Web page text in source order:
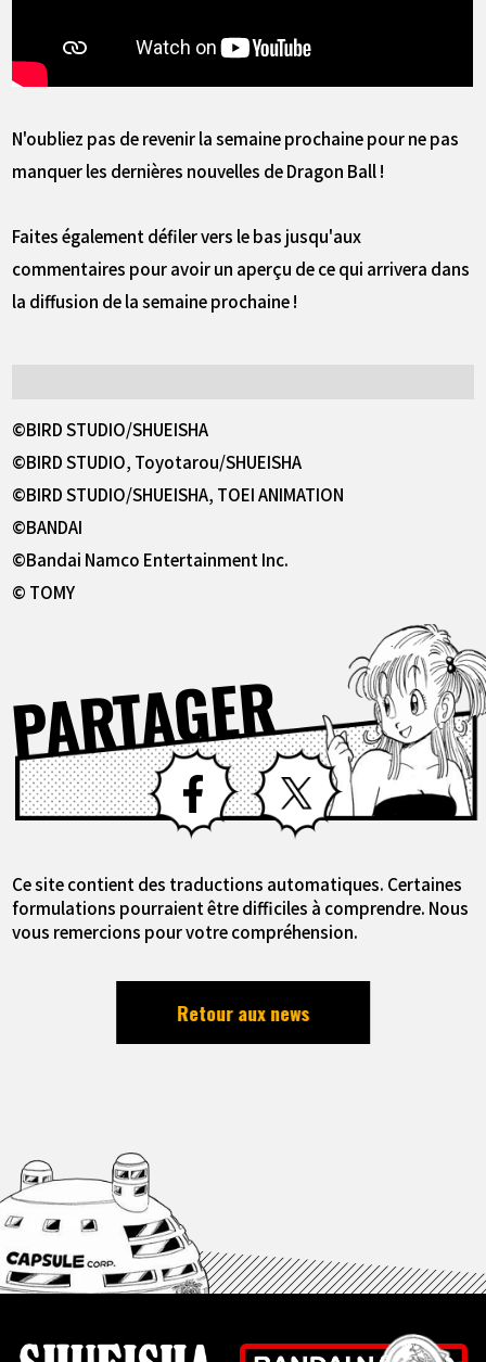
N'oubliez pas de revenir la semaine prochaine pour ne pas
manquer les dernières nouvelles de Dragon Ball !
Faites également défiler vers le bas jusqu'aux
commentaires pour avoir un aperçu de ce qui arrivera dans
la diffusion de la semaine prochaine !
©BIRD STUDIO/SHUEISHA
©BIRD STUDIO, Toyotarou/SHUEISHA
©BIRD STUDIO/SHUEISHA, TOEI ANIMATION
©BANDAI
©Bandai Namco Entertainment Inc.
© TOMY
PARTAGERFacebook X
Ce site contient des traductions automatiques. Certaines
formulations pourraient être difficiles à comprendre. Nous
vous remercions pour votre compréhension.
Retour aux news